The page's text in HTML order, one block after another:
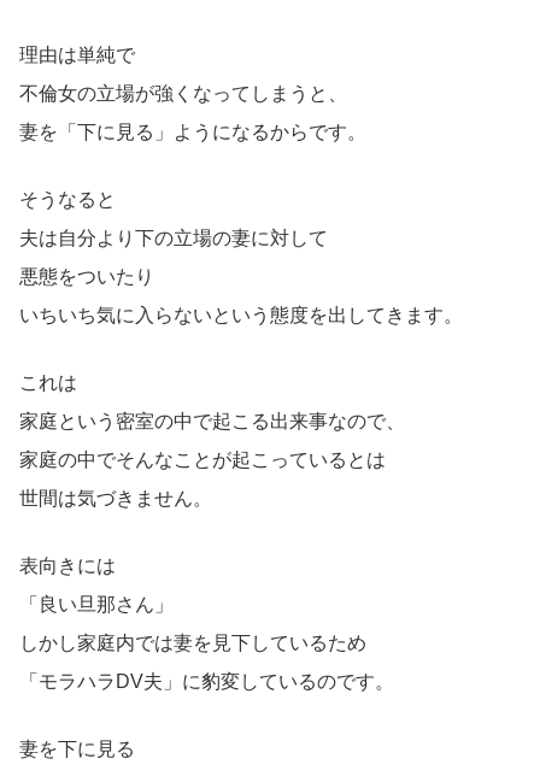
理由は単純で
不倫女の立場が強くなってしまうと、
妻を「下に見る」ようになるからです。
そうなると
夫は自分より下の立場の妻に対して
悪態をついたり
いちいち気に入らないという態度を出してきます。
これは
家庭という密室の中で起こる出来事なので、
家庭の中でそんなことが起こっているとは
世間は気づきません。
表向きには
「良い旦那さん」
しかし家庭内では妻を見下しているため
「モラハラDV夫」に豹変しているのです。
妻を下に見る